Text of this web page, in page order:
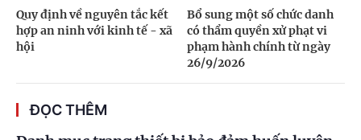
Quy định về nguyên tắc kết
hợp an ninh với kinh tế - xã
hội
Bổ sung một số chức danh
có thẩm quyền xử phạt vi
phạm hành chính từ ngày
26/9/2026
ĐỌC THÊM